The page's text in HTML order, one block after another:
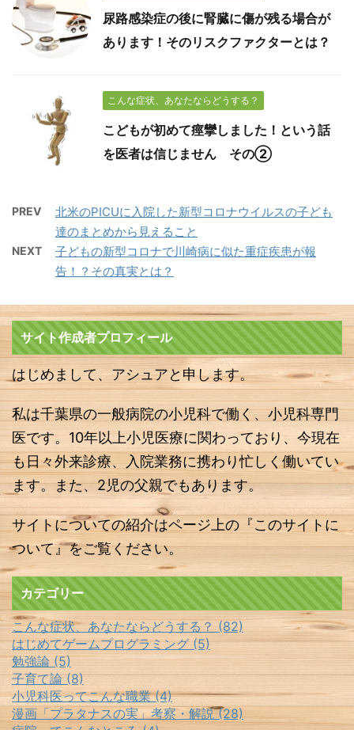
尿路感染症の後に腎臓に傷が残る場合が
あります！そのリスクファクターとは？
こんな症状、あなたならどうする？
こどもが初めて痙攣しました！という話
を医者は信じません その②
PREV
北米のPICUに入院した新型コロナウイルスの子ども
達のまとめから見えること
NEXT
子どもの新型コロナで川崎病に似た重症疾患が報
告！？その真実とは？
サイト作成者プロフィール
はじめまして、アシュアと申します。
私は千葉県の一般病院の小児科で働く、小児科専門
医です。10年以上小児医療に関わっており、今現在
も日々外来診療、入院業務に携わり忙しく働いてい
ます。また、2児の父親でもあります。
サイトについての紹介はページ上の『このサイトに
ついて』をご覧ください。
カテゴリー
こんな症状、あなたならどうする？ (82)
はじめてゲームプログラミング (5)
勉強論 (5)
子育て論 (8)
小児科医ってこんな職業 (4)
漫画「プラタナスの実」考察・解説 (28)